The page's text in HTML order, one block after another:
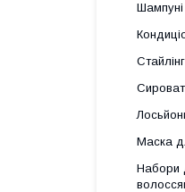
Стайлінг
Маска
Набори